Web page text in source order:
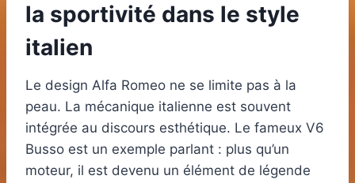
la sportivité dans le style
italien
Le design Alfa Romeo ne se limite pas à la
peau. La mécanique italienne est souvent
intégrée au discours esthétique. Le fameux V6
Busso est un exemple parlant : plus qu’un
moteur, il est devenu un élément de légende